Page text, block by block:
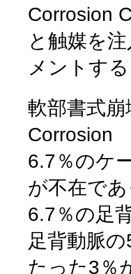
Corrosion
と触媒を
メントす
軟部書式
Corrosion
6.7％のケ
が不在で
6.7％の足
足背動脈
たった3％